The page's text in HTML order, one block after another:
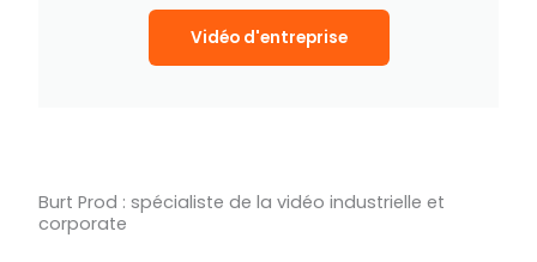
Vidéo d'entreprise
Burt Prod : spécialiste de la vidéo industrielle et
corporate